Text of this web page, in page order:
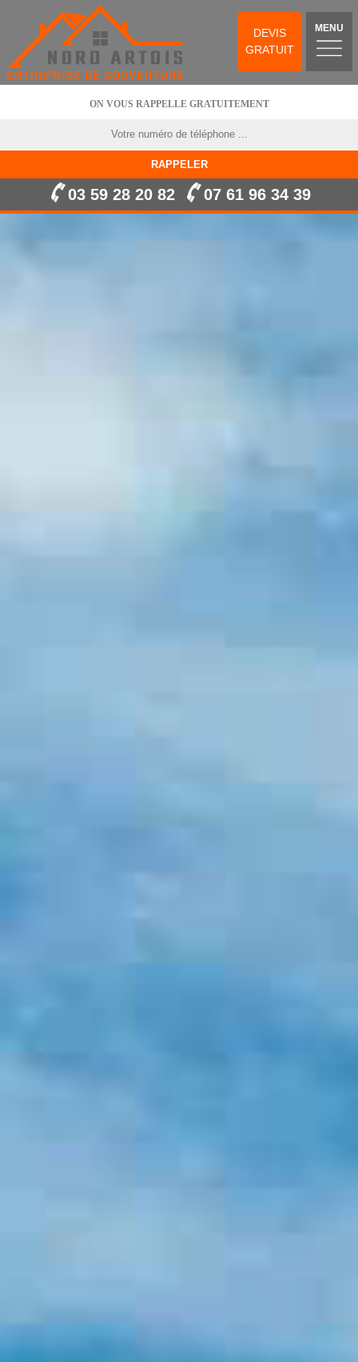
DEVIS
GRATUIT
MENU
ON VOUS RAPPELLE GRATUITEMENT
03 59 28 20 82 07 61 96 34 39